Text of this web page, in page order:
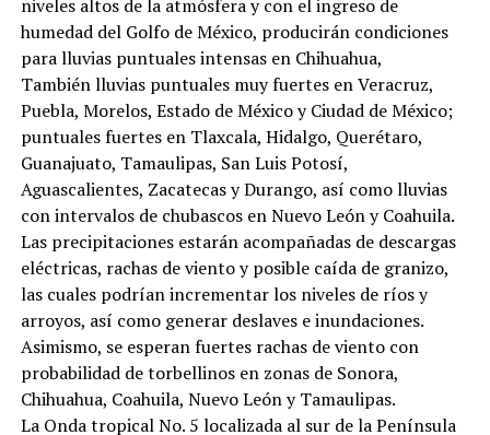
niveles altos de la atmósfera y con el ingreso de
humedad del Golfo de México, producirán condiciones
para lluvias puntuales intensas en Chihuahua,
También lluvias puntuales muy fuertes en Veracruz,
Puebla, Morelos, Estado de México y Ciudad de México;
puntuales fuertes en Tlaxcala, Hidalgo, Querétaro,
Guanajuato, Tamaulipas, San Luis Potosí,
Aguascalientes, Zacatecas y Durango, así como lluvias
con intervalos de chubascos en Nuevo León y Coahuila.
Las precipitaciones estarán acompañadas de descargas
eléctricas, rachas de viento y posible caída de granizo,
las cuales podrían incrementar los niveles de ríos y
arroyos, así como generar deslaves e inundaciones.
Asimismo, se esperan fuertes rachas de viento con
probabilidad de torbellinos en zonas de Sonora,
Chihuahua, Coahuila, Nuevo León y Tamaulipas.
La Onda tropical No. 5 localizada al sur de la Península